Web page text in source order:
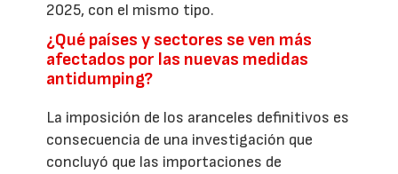
2025, con el mismo tipo.
¿Qué países y sectores se ven más
afectados por las nuevas medidas
antidumping?
La imposición de los aranceles definitivos es
consecuencia de una investigación que
concluyó que las importaciones de